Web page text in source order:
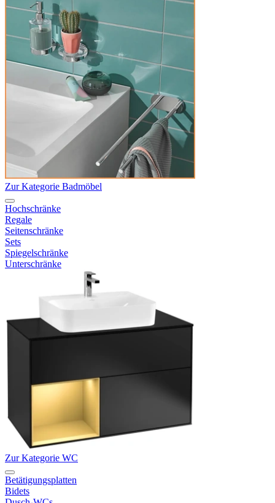
Zur Kategorie Badmöbel
Hochschränke
Regale
Seitenschränke
Sets
Spiegelschränke
Unterschränke
Zur Kategorie WC
Betätigungsplatten
Bidets